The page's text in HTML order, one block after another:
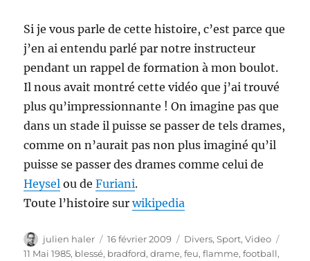
Si je vous parle de cette histoire, c’est parce que
j’en ai entendu parlé par notre instructeur
pendant un rappel de formation à mon boulot.
Il nous avait montré cette vidéo que j’ai trouvé
plus qu’impressionnante ! On imagine pas que
dans un stade il puisse se passer de tels drames,
comme on n’aurait pas non plus imaginé qu’il
puisse se passer des drames comme celui de
Heysel ou deFuriani.
Toute l’histoire surwikipedia
Auteur
julien haler
Publié
le
16 février 2009 Catégories
Divers,Sport,Video
11 Mai 1985, blessé, bradford,drame,feu,flamme,football,